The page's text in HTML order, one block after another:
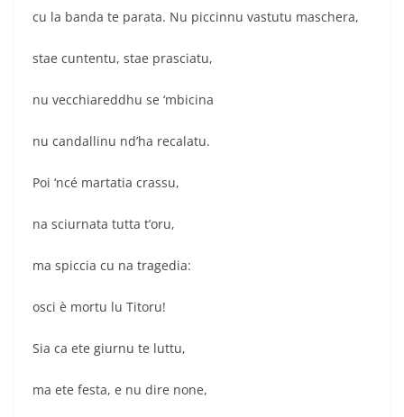
cu la banda te parata. Nu piccinnu vastutu maschera,
stae cuntentu, stae prasciatu,
nu vecchiareddhu se ‘mbicina
nu candallinu nd’ha recalatu.
Poi ‘ncé martatia crassu,
na sciurnata tutta t’oru,
ma spiccia cu na tragedia:
osci è mortu lu Titoru!
Sia ca ete giurnu te luttu,
ma ete festa, e nu dire none,